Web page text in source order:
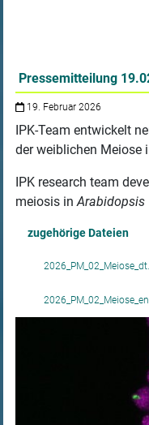
Pressemitteilung
19. Februar 2026
IPK-Team entwickelt
der weiblichen Meiose
IPK research team
meiosis inArabidopsis
zugehörige Dateien